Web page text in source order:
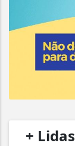
+ Lidas